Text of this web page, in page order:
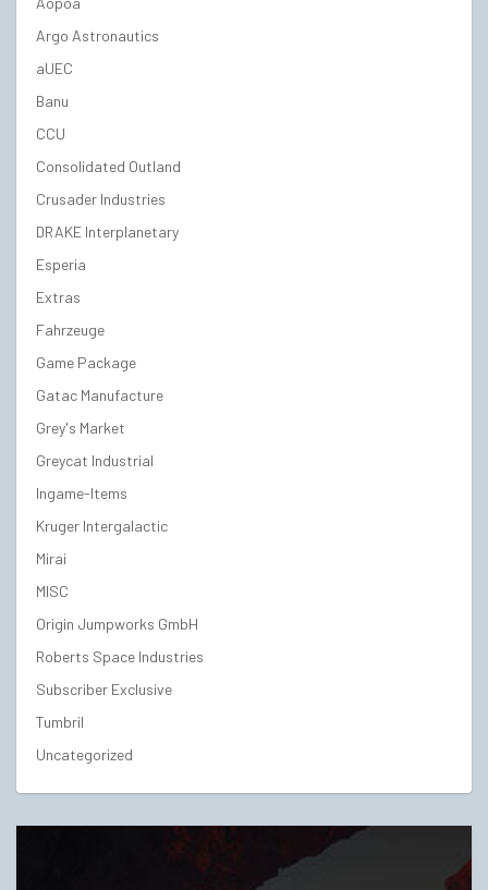
Argo Astronautics
aUEC
Banu
CCU
Consolidated Outland
Crusader Industries
DRAKE Interplanetary
Esperia
Extras
Fahrzeuge
Game Package
Gatac Manufacture
Grey's Market
Greycat Industrial
Ingame-Items
Kruger Intergalactic
Mirai
MISC
Origin Jumpworks GmbH
Roberts Space Industries
Subscriber Exclusive
Tumbril
Uncategorized